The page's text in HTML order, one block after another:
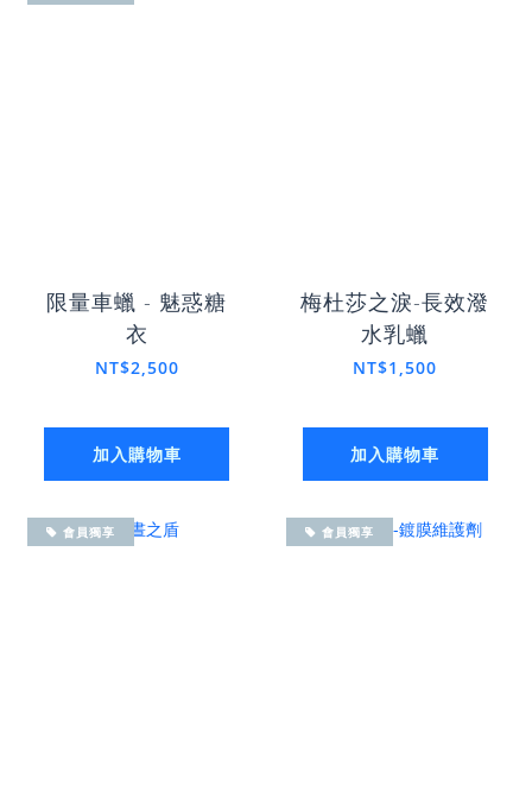
限量車蠟 - 魅惑糖
衣
NT$2,500
加入購物車
梅杜莎之淚-長效潑
水乳蠟
NT$1,500
加入購物車
會員獨享 會員獨享